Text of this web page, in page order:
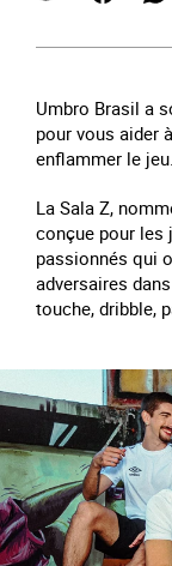
Umbro Brasil a
pour vous aider
enflammer le jeu.
La Sala Z,
conçue pour les
passionnés qui
adversaires
touche, dribble,